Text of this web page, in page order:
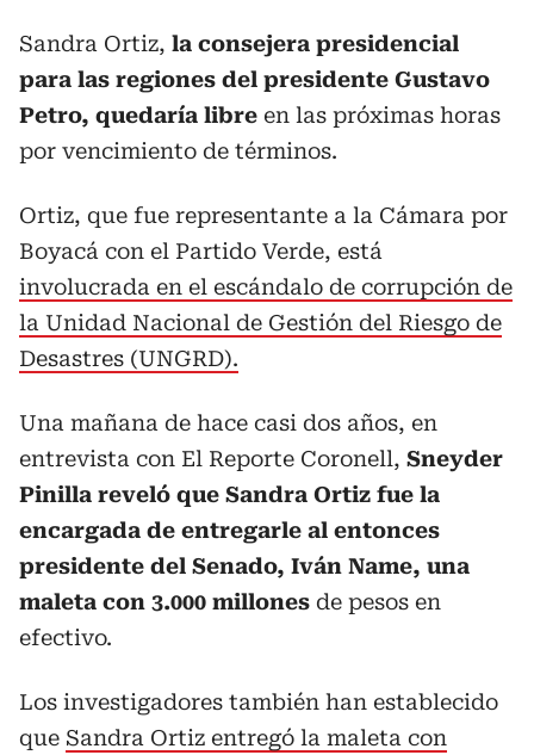
Sandra Ortiz, la consejera presidencial
para las regiones del presidente Gustavo
Petro, quedaría libre en las próximas horas
por vencimiento de términos.
Ortiz, que fue representante a la Cámara por
Boyacá con el Partido Verde, está
involucrada en el escándalo de corrupción de
la Unidad Nacional de Gestión del Riesgo de
Desastres (UNGRD).
Una mañana de hace casi dos años, en
entrevista con El Reporte Coronell, Sneyder
Pinilla reveló que Sandra Ortiz fue la
encargada de entregarle al entonces
presidente del Senado, Iván Name, una
maleta con 3.000 millones de pesos en
efectivo.
Los investigadores también han establecido
que Sandra Ortiz entregó la maleta con